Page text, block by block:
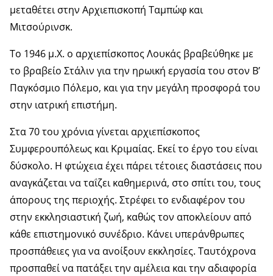
μεταθέτει στην Αρχιεπισκοπή Ταμπώφ και
Μιτσούρινσκ.
Το 1946 μ.Χ. ο αρχιεπίσκοπος Λουκάς βραβεύθηκε με
το βραβείο Στάλιν για την ηρωική εργασία του στον Β’
Παγκόσμιο Πόλεμο, και για την μεγάλη προσφορά του
στην ιατρική επιστήμη.
Στα 70 του χρόνια γίνεται αρχιεπίσκοπος
Συμφερουπόλεως και Κριμαίας. Εκεί το έργο του είναι
δύσκολο. Η φτώχεια έχει πάρει τέτοιες διαστάσεις που
αναγκάζεται να ταΐζει καθημερινά, στο σπίτι του, τους
άπορους της περιοχής. Στρέφει το ενδιαφέρον του
στην εκκλησιαστική ζωή, καθώς τον αποκλείουν από
κάθε επιστημονικό συνέδριο. Κάνει υπεράνθρωπες
προσπάθειες για να ανοίξουν εκκλησίες. Ταυτόχρονα
προσπαθεί να πατάξει την αμέλεια και την αδιαφορία